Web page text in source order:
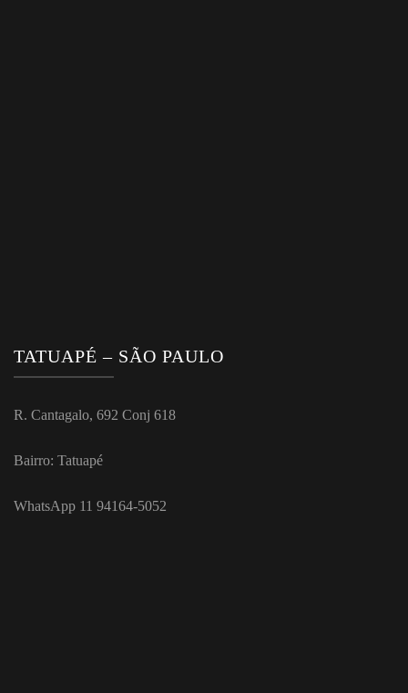
TATUAPÉ – SÃO PAULO
R. Cantagalo, 692 Conj 618
Bairro: Tatuapé
WhatsApp 11 94164-5052